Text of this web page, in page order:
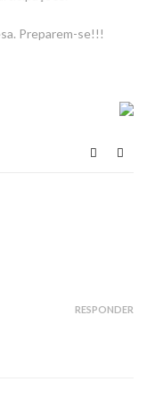
Preparem-se!!!
RESPONDER